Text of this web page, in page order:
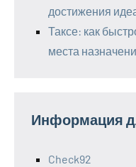
достижения
Таксе: как
места
Информация
Check92